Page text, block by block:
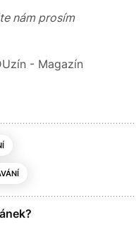
nám prosím
- Magazín